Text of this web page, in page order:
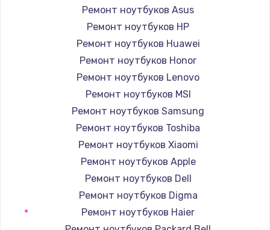
Замена / ремонт электронного модуля
управления
600 руб.
Заказать
Замена конфорки
1100 руб.
Заказать
Замена платы сенсора
900 руб.
Заказать
Замена регулятора режимов конфорки
Ремонт ноутбуков Asus
Ремонт ноутбуков HP
Ремонт ноутбуков Huawei
Ремонт ноутбуков Honor
Ремонт ноутбуков Lenovo
Ремонт ноутбуков MSI
Ремонт ноутбуков Samsung
Ремонт ноутбуков Toshiba
Ремонт ноутбуков Xiaomi
Ремонт ноутбуков Apple
Ремонт ноутбуков Dell
Ремонт ноутбуков Digma
Ремонт ноутбуков Haier